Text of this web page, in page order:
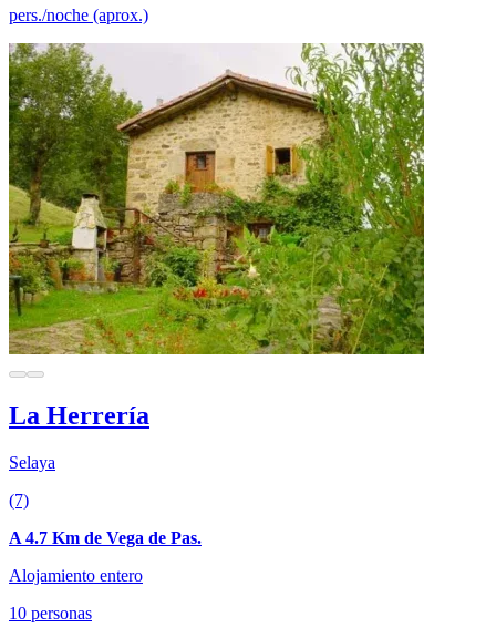
pers./noche (aprox.)
La Herrería
Selaya
(7)
A 4.7 Km de Vega de Pas.
Alojamiento entero
10 personas